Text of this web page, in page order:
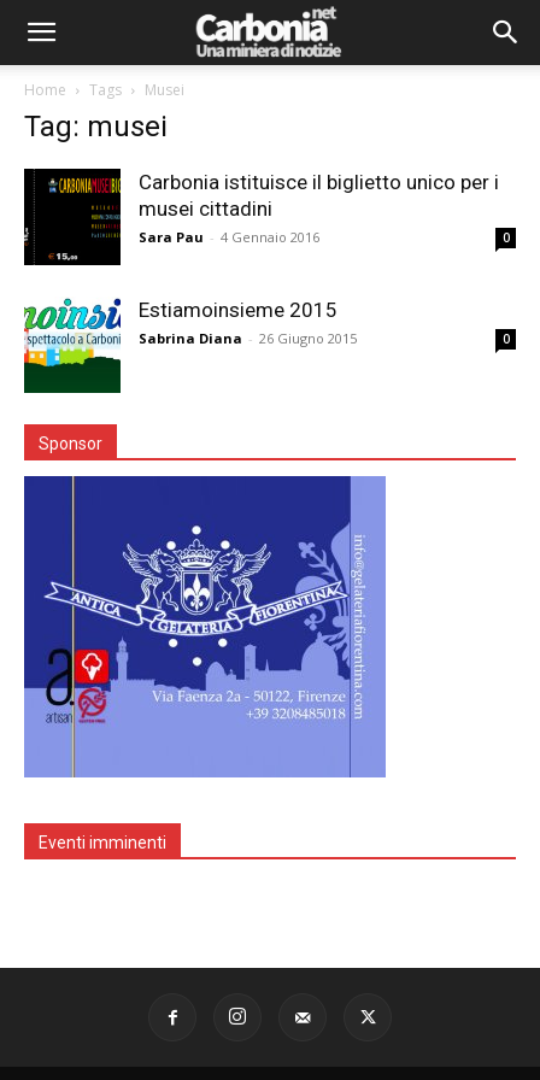
Home Tags Musei
Tag: musei
Carbonia istituisce il biglietto unico per i
musei cittadini
Sara Pau - 4 Gennaio 2016 0
Estiamoinsieme 2015
Sabrina Diana - 26 Giugno 2015 0
Sponsor
Eventi imminenti